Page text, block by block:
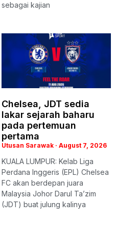
sebagai kajian
Chelsea, JDT sedia
lakar sejarah baharu
pada pertemuan
pertama
Utusan Sarawak August 7, 2026
KUALA LUMPUR: Kelab Liga
Perdana Inggeris (EPL) Chelsea
FC akan berdepan juara
Malaysia Johor Darul Ta’zim
(JDT) buat julung kalinya